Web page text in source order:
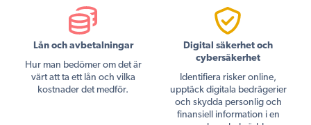
Lån och avbetalningar
Hur man bedömer om det är
värt att ta ett lån och vilka
kostnader det medför.
Digital säkerhet och
cybersäkerhet
Identifiera risker online,
upptäck digitala bedrägerier
och skydda personlig och
finansiell information i en